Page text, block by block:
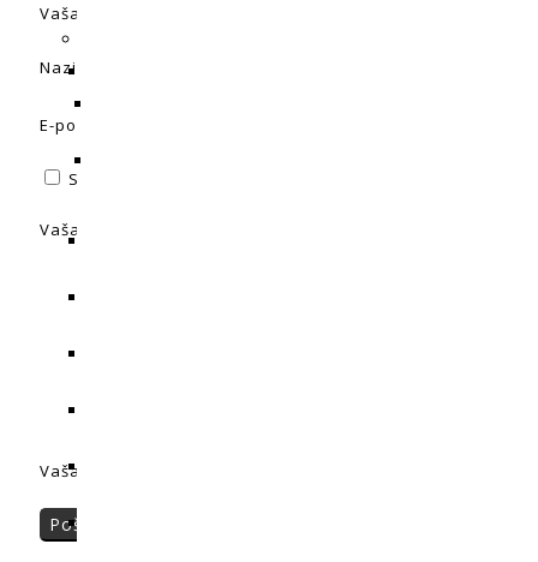
Vaša adresa e-pošte neće biti objavljena.
Naziv
E-pošta
Spremi moje ime, e-poštu i web-stranicu u ovom
Vaša ocjena
Vaša recenzija: